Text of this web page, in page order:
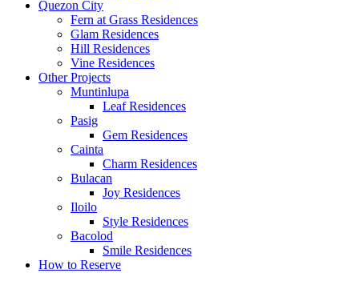
Quezon City
Fern at Grass Residences
Glam Residences
Hill Residences
Vine Residences
Other Projects
Muntinlupa
Leaf Residences
Pasig
Gem Residences
Cainta
Charm Residences
Bulacan
Joy Residences
Iloilo
Style Residences
Bacolod
Smile Residences
How to Reserve